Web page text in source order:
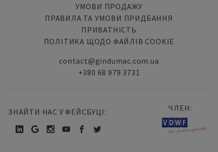
УМОВИ ПРОДАЖУ
ПРАВИЛА ТА УМОВИ ПРИДБАННЯ
ПРИВАТНІСТЬ
ПОЛІТИКА ЩОДО ФАЙЛІВ COOKIE
contact@gindumac.com.ua
+380 68 979 3731
ЗНАЙТИ НАС У ФЕЙСБУЦІ: ЧЛЕН: